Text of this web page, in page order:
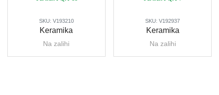
SKU: V193210
Keramika
Na zalihi
SKU:V192937
Keramika
Na zalihi